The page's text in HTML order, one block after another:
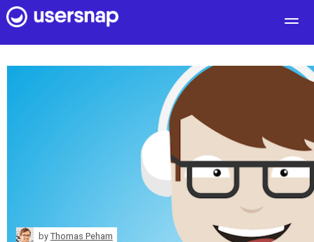
User Feedback
Customers
Pricing
Blog
free sign up
by Thomas Peham